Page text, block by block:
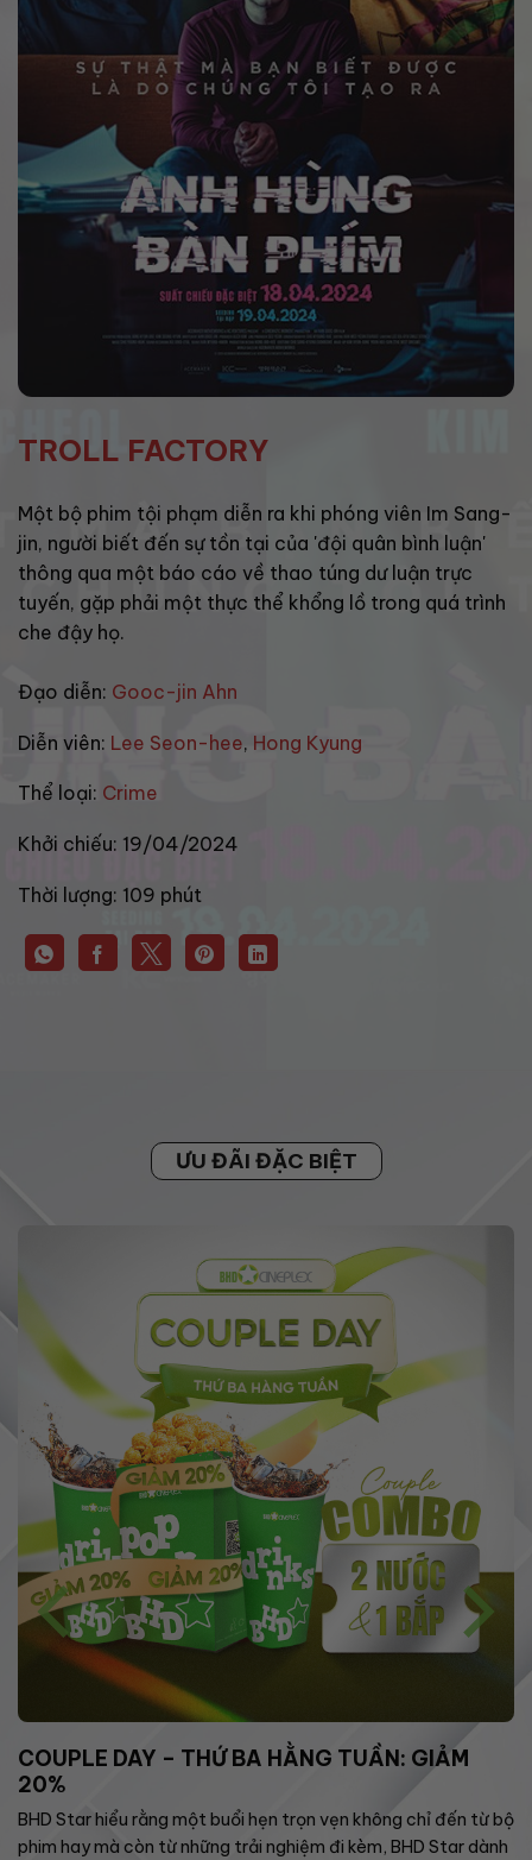
TROLL FACTORY
Một bộ phim tội phạm diễn ra khi phóng viên Im Sang-
jin, người biết đến sự tồn tại của 'đội quân bình luận'
thông qua một báo cáo về thao túng dư luận trực
tuyến, gặp phải một thực thể khổng lồ trong quá trình
che đậy họ.
Đạo diễn: Gooc-jin Ahn
Diễn viên: Lee Seon-hee, Hong Kyung
Thể loại: Crime
Khởi chiếu: 19/04/2024
Thời lượng: 109 phút
ƯU ĐÃI ĐẶC BIỆT
COUPLE DAY – THỨ BA HẰNG TUẦN: GIẢM
20%
BHD Star hiểu rằng một buổi hẹn trọn vẹn không chỉ đến từ bộ
phim hay mà còn từ những trải nghiệm đi kèm, BHD Star dành